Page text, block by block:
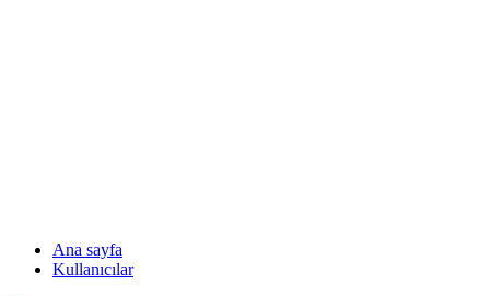
Ana sayfa
Kullanıcılar